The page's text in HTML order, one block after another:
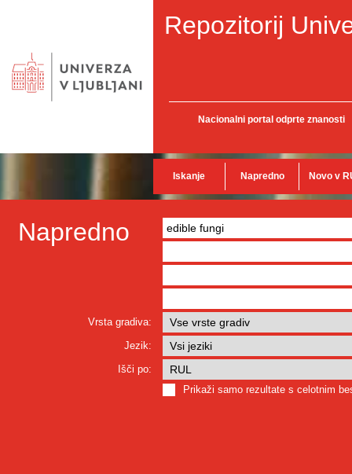
Repozitorij
Nacionalni portal odprte znanosti
Iskanje Napredno Novo v
Napredno
Vrsta gradiva:
Jezik:
Išči po:
Prikaži samo rezultate s celotnim